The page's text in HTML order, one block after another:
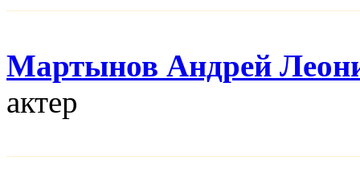
Мартынов Андрей
актер